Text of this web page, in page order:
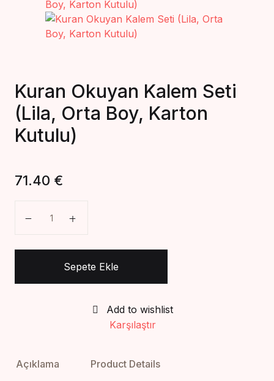
Create Account
Kuran Okuyan Kalem Seti
(Lila, Orta Boy, Karton
Kutulu)
71.40 €
Sepete Ekle
Add to wishlist
Karşılaştır
Açıklama Product Details